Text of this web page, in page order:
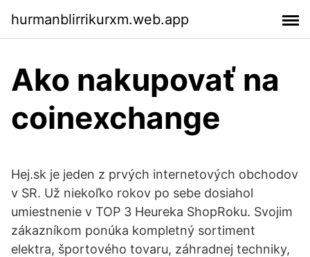
hurmanblirrikurxm.web.app
Ako nakupovať na
coinexchange
Hej.sk je jeden z prvých internetových obchodov
v SR. Už niekoľko rokov po sebe dosiahol
umiestnenie v TOP 3 Heureka ShopRoku. Svojim
zákazníkom ponúka kompletný sortiment
elektra, športového tovaru, záhradnej techniky,